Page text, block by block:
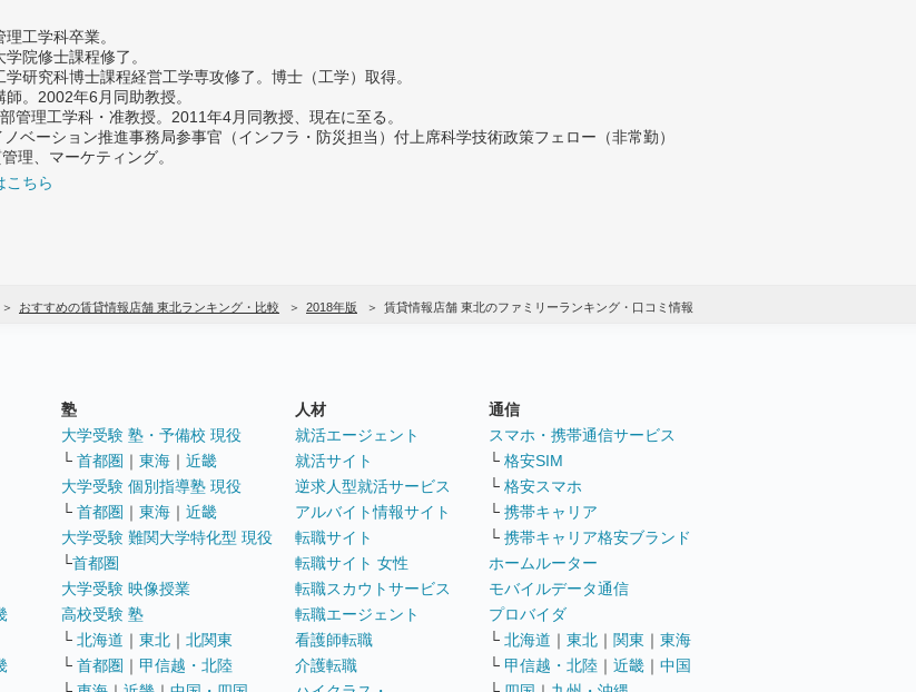
工学科卒業。
院修士課程修了。
研究科博士課程経営工学専攻修了。博士（工学）取得。
。2002年6月同助教授。
管理工学科・准教授。2011年4月同教授、現在に至る。
ベーション推進事務局参事官（インフラ・防災担当）付上席科学技術政策フェロー（非常勤）
理、マーケティング。
ちら
おすすめの賃貸情報店舗 東北ランキング・比較 2018年版 賃貸情報店舗 東北のファミリーランキング・口コミ情報
塾
大学受験 塾・予備校 現役
└ 首都圏 ｜ 東海 ｜ 近畿
大学受験 個別指導塾 現役
└ 首都圏 ｜ 東海 ｜ 近畿
大学受験 難関大学特化型 現役
└首都圏
大学受験 映像授業
高校受験 塾
└ 北海道 ｜ 東北 ｜ 北関東
└ 首都圏 ｜ 甲信越・北陸
人材
就活エージェント
就活サイト
逆求人型就活サービス
アルバイト情報サイト
転職サイト
転職サイト 女性
転職スカウトサービス
転職エージェント
看護師転職
介護転職
通信
スマホ・携帯通信サービス
└ 格安SIM
└ 格安スマホ
└ 携帯キャリア
└ 携帯キャリア格安ブランド
ホームルーター
モバイルデータ通信
プロバイダ
└ 北海道 ｜ 東北 ｜ 関東 ｜ 東海
└ 甲信越・北陸 ｜ 近畿 ｜ 中国